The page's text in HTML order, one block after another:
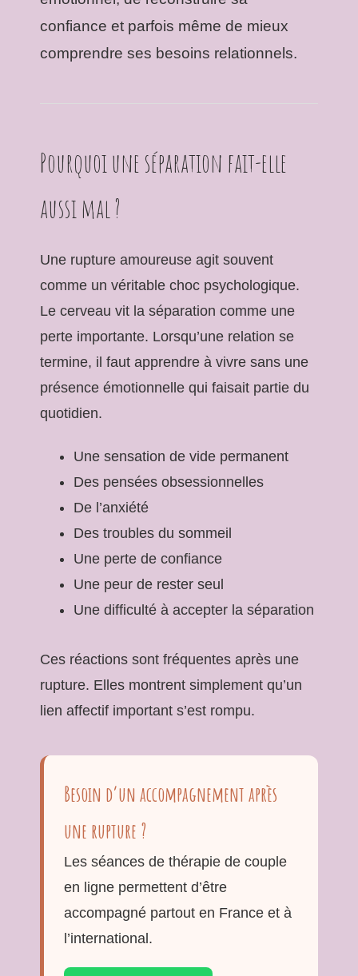
confiance et parfois même de mieux
comprendre ses besoins relationnels.
Pourquoi une séparation fait-elle
aussi mal ?
Une rupture amoureuse agit souvent
comme un véritable choc psychologique.
Le cerveau vit la séparation comme une
perte importante. Lorsqu’une relation se
termine, il faut apprendre à vivre sans une
présence émotionnelle qui faisait partie du
quotidien.
Une sensation de vide permanent
Des pensées obsessionnelles
De l’anxiété
Des troubles du sommeil
Une perte de confiance
Une peur de rester seul
Une difficulté à accepter la séparation
Ces réactions sont fréquentes après une
rupture. Elles montrent simplement qu’un
lien affectif important s’est rompu.
Besoin d’un accompagnement après
une rupture ?
Les séances de thérapie de couple
en ligne permettent d’être
accompagné partout en France et à
l’international.